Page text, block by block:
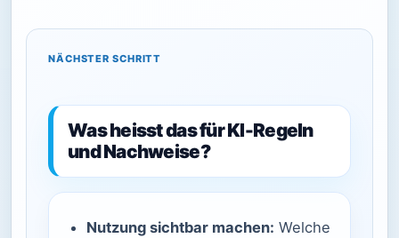
NÄCHSTER SCHRITT
Was heisst das für KI-Regeln
und Nachweise?
Nutzung sichtbar machen: Welche